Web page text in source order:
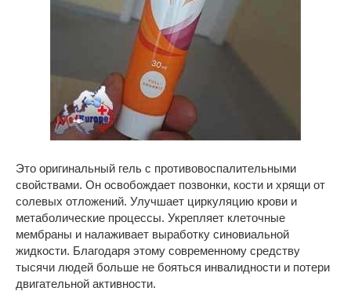
Это оригинальный гель с противовоспалительными
свойствами. Он освобождает позвонки, кости и хрящи от
солевых отложений. Улучшает циркуляцию крови и
метаболические процессы. Укрепляет клеточные
мембраны и налаживает выработку синовиальной
жидкости. Благодаря этому современному средству
тысячи людей больше не бояться инвалидности и потери
двигательной активности.